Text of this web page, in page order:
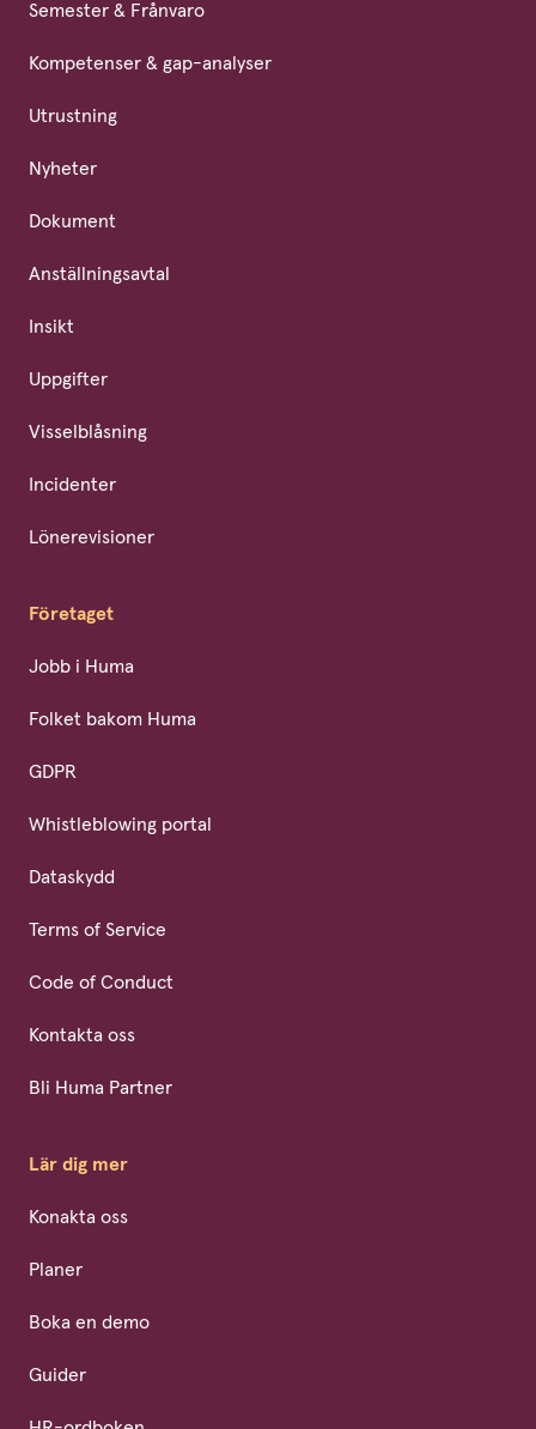
Semester & Frånvaro
Kompetenser & gap-analyser
Utrustning
Nyheter
Dokument
Anställningsavtal
Insikt
Uppgifter
Visselblåsning
Incidenter
Lönerevisioner
Företaget
Jobb i Huma
Folket bakom Huma
GDPR
Whistleblowing portal
Dataskydd
Terms of Service
Code of Conduct
Kontakta oss
Bli Huma Partner
Lär dig mer
Konakta oss
Planer
Boka en demo
Guider